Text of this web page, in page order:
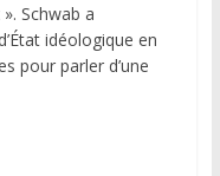
Schwab a
idéologique en
pour parler d’une